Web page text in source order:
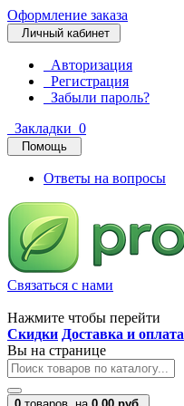
Оформление заказа
Личный кабинет
Авторизация
Регистрация
Забыли пароль?
Закладки 0
Помощь
Ответы на вопросы
Связаться с нами
Нажмите чтобы перейти
Скидки Доставка и оплата
Вы на странице